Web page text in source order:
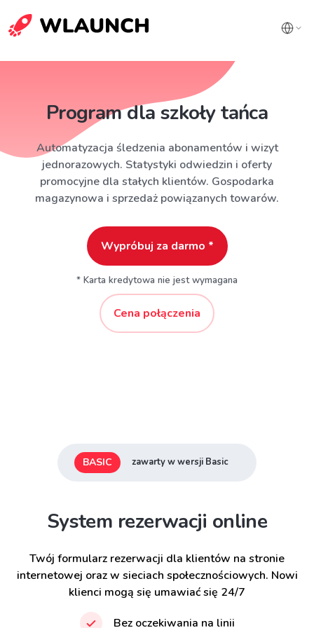
Program dla szkoły tańca
Automatyzacja śledzenia abonamentów i wizyt
jednorazowych. Statystyki odwiedzin i oferty
promocyjne dla stałych klientów. Gospodarka
magazynowa i sprzedaż powiązanych towarów.
Wypróbuj za darmo *
* Karta kredytowa nie jest wymagana
Cena połączenia
BASIC zawarty w wersji Basic
System rezerwacji online
Twój formularz rezerwacji dla klientów na stronie
internetowej oraz w sieciach społecznościowych. Nowi
klienci mogą się umawiać się 24/7
Bez oczekiwania na linii